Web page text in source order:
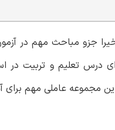
جزو مباحث مهم در
درس تعلیم و تربیت
این مجموعه عاملی مهم